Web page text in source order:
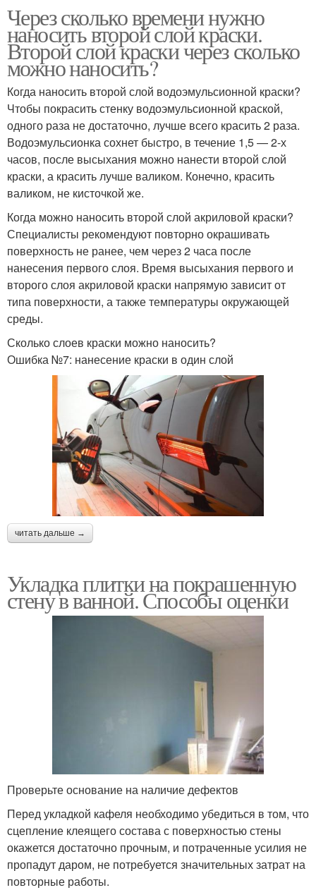
Через сколько времени нужно
наносить второй слой краски.
Второй слой краски через сколько
можно наносить?
Когда наносить второй слой водоэмульсионной краски?
Чтобы покрасить стенку водоэмульсионной краской,
одного раза не достаточно, лучше всего красить 2 раза.
Водоэмульсионка сохнет быстро, в течение 1,5 — 2-х
часов, после высыхания можно нанести второй слой
краски, а красить лучше валиком. Конечно, красить
валиком, не кисточкой же.
Когда можно наносить второй слой акриловой краски?
Специалисты рекомендуют повторно окрашивать
поверхность не ранее, чем через 2 часа после
нанесения первого слоя. Время высыхания первого и
второго слоя акриловой краски напрямую зависит от
типа поверхности, а также температуры окружающей
среды.
Сколько слоев краски можно наносить?
Ошибка №7: нанесение краски в один слой
читать дальше →
Укладка плитки на покрашенную
стену в ванной. Способы оценки
Проверьте основание на наличие дефектов
Перед укладкой кафеля необходимо убедиться в том, что
сцепление клеящего состава с поверхностью стены
окажется достаточно прочным, и потраченные усилия не
пропадут даром, не потребуется значительных затрат на
повторные работы.